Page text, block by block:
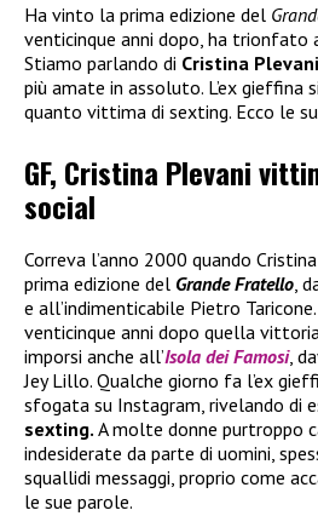
Ha vinto la prima edizione del
venticinque anni dopo, ha trionfato
Stiamo parlando di Cristina Plevani
più amate in assoluto. L’ex gieffina
quanto vittima di sexting. Ecco le
GF, Cristina Plevani
social
Correva l’anno 2000 quando
prima edizione del Grande Fratello,
e all’indimenticabile Pietro
venticinque anni dopo quella
imporsi anche all’Isola dei Famosi,
Jey Lillo. Qualche giorno fa l’ex
sfogata su Instagram, rivelando di
sexting. A molte donne purtroppo
indesiderate da parte di uomini,
squallidi messaggi, proprio come
le sue parole.